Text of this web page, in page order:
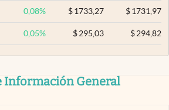
0,08% $ 1733,27 $1731,97
0,05% $ 295,03 $294,82
Información General